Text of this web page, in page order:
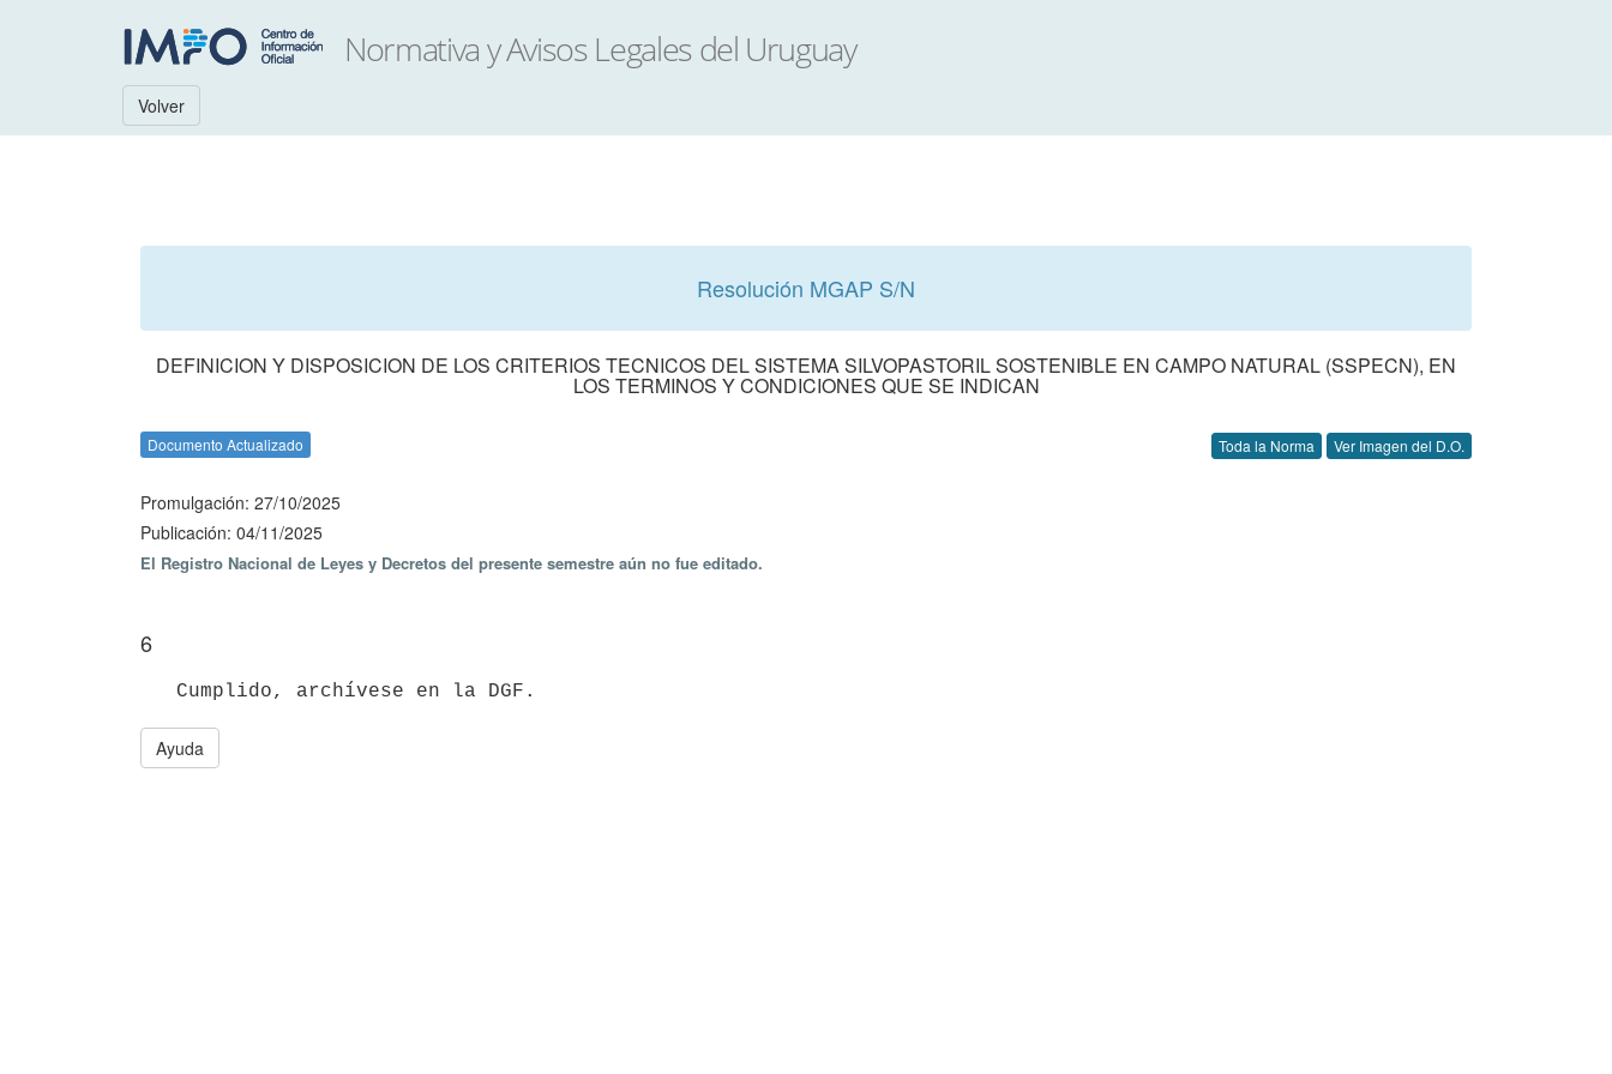
Volver
Resolución MGAP S/N
DEFINICION Y DISPOSICION DE LOS CRITERIOS TECNICOS DEL SISTEMA SILVOPASTORIL SOSTENIBLE EN CAMPO NATURAL (SSPECN), EN
LOS TERMINOS Y CONDICIONES QUE SE INDICAN
Documento Actualizado Toda la Norma Ver Imagen del D.O.
Promulgación: 27/10/2025
Publicación: 04/11/2025
El Registro Nacional de Leyes y Decretos del presente semestre aún no fue editado.
6
Ayuda